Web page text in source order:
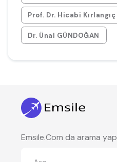
Prof. Dr. Hicabi Kırlangıç
Dr. Ünal GÜNDOĞAN
Emsile.Com da arama yap